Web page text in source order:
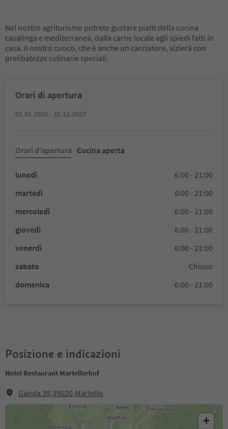
Nel nostro agriturismo potrete gustare piatti della cucina
casalinga e mediterranea, dalla carne locale agli spiedi fatti in
casa. Il nostro cuoco, che è anche un cacciatore, vizierà con
prelibatezze culinarie speciali.
Orari di apertura
01.01.2025 - 31.12.2027
Orari d'apertura Cucina aperta
lunedì
6:00 - 21:00
martedì
6:00 - 21:00
mercoledì
6:00 - 21:00
giovedì
6:00 - 21:00
venerdì
6:00 - 21:00
sabato
Chiuso
domenica
6:00 - 21:00
Posizione e indicazioni
Hotel Restaurant Martellerhof
Ganda 39,39020,Martello
+